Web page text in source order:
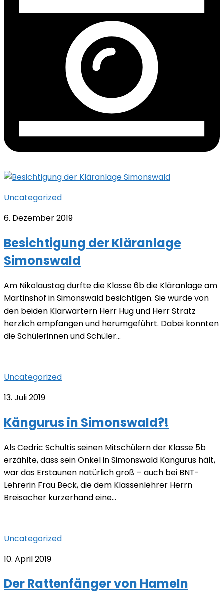
Uncategorized
6. Dezember 2019
Besichtigung der Kläranlage
Simonswald
Am Nikolaustag durfte die Klasse 6b die Kläranlage am
Martinshof in Simonswald besichtigen. Sie wurde von
den beiden Klärwärtern Herr Hug und Herr Stratz
herzlich empfangen und herumgeführt. Dabei konnten
die Schülerinnen und Schüler...
Uncategorized
13. Juli 2019
Kängurus in Simonswald?!
Als Cedric Schultis seinen Mitschülern der Klasse 5b
erzählte, dass sein Onkel in Simonswald Kängurus hält,
war das Erstaunen natürlich groß – auch bei BNT-
Lehrerin Frau Beck, die dem Klassenlehrer Herrn
Breisacher kurzerhand eine...
Uncategorized
10. April 2019
Der Rattenfänger von Hameln